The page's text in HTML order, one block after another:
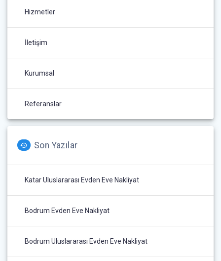
Hizmetler
İletişim
Kurumsal
Referanslar
Son Yazılar
Katar Uluslararası Evden Eve Nakliyat
Bodrum Evden Eve Nakliyat
Bodrum Uluslararası Evden Eve Nakliyat